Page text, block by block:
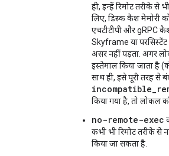
ही, इन्हें रिमोट तरीके से
लिए, डिस्क कैश मेमोरी
एचटीटीपी और gRPC
Skyframe या
असर नहीं पड़ता. अगर
इस्तेमाल किया जाता है
साथ ही, इसे पूरी तरह से
किया गया है, तो लोकल
no-remote-exec
कभी भी रिमोट तरीके से
किया जा सकता है.